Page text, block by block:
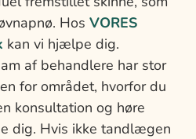
Hos VORES
kan vi hjælpe dig.
af behandlere har stor
for området, hvorfor du
konsultation og høre
dig. Hvis ikke tandlægen